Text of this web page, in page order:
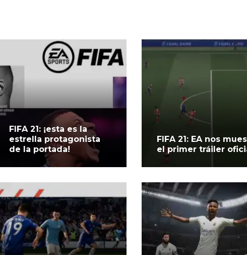
FIFA 21: ¡esta es la
estrella protagonista
de la portada!
FIFA 21: EA nos
el primer tráiler